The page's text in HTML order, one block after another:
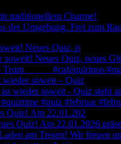
traditionellem Charme!
der Umgebung. Frei zum
Neues Quiz, n
wieder soweit – Quiz
Quiz! Am 22.01.202